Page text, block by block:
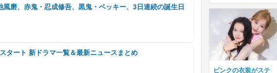
磨、赤鬼・忍成修吾、黒鬼・ベッキー、3日連続の誕生日
タート 新ドラマ一覧＆最新ニュースまとめ
ピンクの衣装がステ